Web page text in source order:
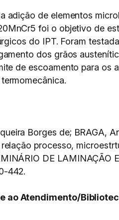
adição de elementos
foi o objetivo de
do IPT. Foram
dos grãos
de escoamento para
Borges de; BRAGA,
processo,
DE LAMINAÇÃO
442.
Atendimento/